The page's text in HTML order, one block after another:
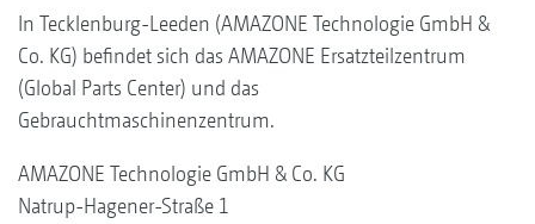
In Tecklenburg-Leeden (AMAZONE Technologie GmbH &
Co. KG) befindet sich das AMAZONE Ersatzteilzentrum
(Global Parts Center) und das
Gebrauchtmaschinenzentrum.
AMAZONE Technologie GmbH & Co. KG
Natrup-Hagener-Straße 1